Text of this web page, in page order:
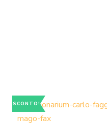
SCONTO!